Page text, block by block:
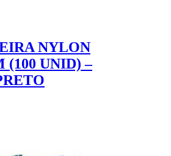
NYLON
(100 UNID) –